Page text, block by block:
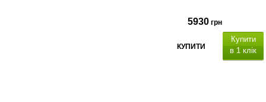
5930 грн
КУПИТИ
Купити
в 1 клік